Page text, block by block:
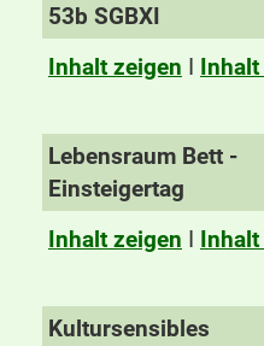
53b SGBXI
Inhalt zeigen I Inhalt
Lebensraum Bett -
Einsteigertag
Inhalt zeigen I Inhalt
Kultursensibles